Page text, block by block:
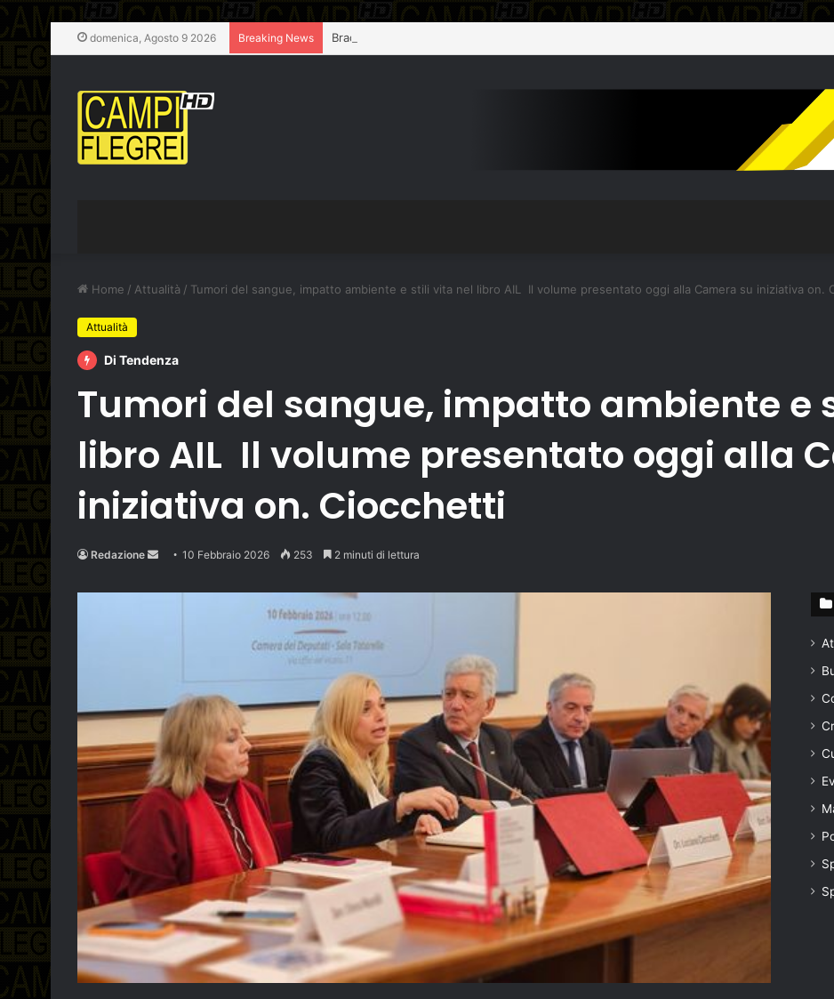
domenica, Agosto 9 2026 Breaking News Bradisismo, aggiornamento sull’assistenza alla popolazione
Home / Attualità / Tumori del sangue, impatto ambiente e stili vita nel libro AIL Il volume presentato oggi alla Camera su iniziativa on.
Attualità
Di Tendenza
Tumori del sangue, impatto ambiente e
libro AIL Il volume presentato oggi alla
iniziativa on. Ciocchetti
Redazione
Send
email
10 Febbraio 2026 253 2 minuti di lettura